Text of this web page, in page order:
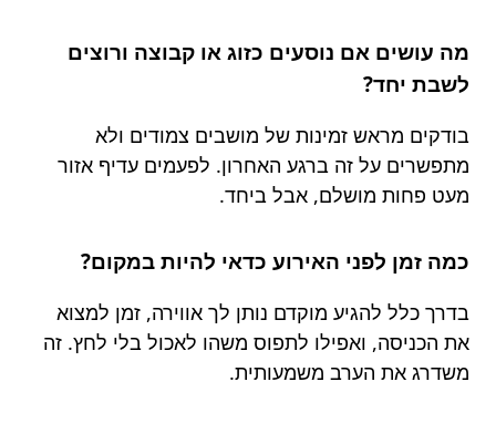
מה עושים אם נוסעים כזוג או קבוצה ורוצים
לשבת יחד?
בודקים מראש זמינות של מושבים צמודים ולא
מתפשרים על זה ברגע האחרון. לפעמים עדיף אזור
מעט פחות מושלם, אבל ביחד.
כמה זמן לפני האירוע כדאי להיות במקום?
בדרך כלל להגיע מוקדם נותן לך אווירה, זמן למצוא
את הכניסה, ואפילו לתפוס משהו לאכול בלי לחץ. זה
משדרג את הערב משמעותית.